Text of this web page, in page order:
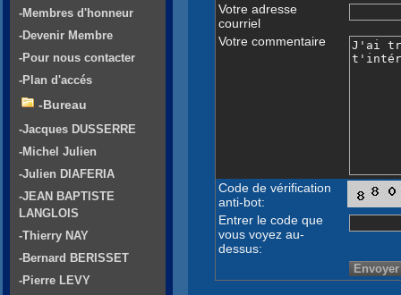
Votre adresse
courriel
Votre commentaire
Code de vérification
anti-bot:
Entrer le code que
vous voyez au-
dessus:
-Membres d'honneur
-Devenir Membre
-Pour nous contacter
-Plan d'accés
-Bureau
-Jacques DUSSERRE
-Michel Julien
-Julien DIAFERIA
-JEAN BAPTISTE
LANGLOIS
-Thierry NAY
-Bernard BERISSET
-Pierre LEVY